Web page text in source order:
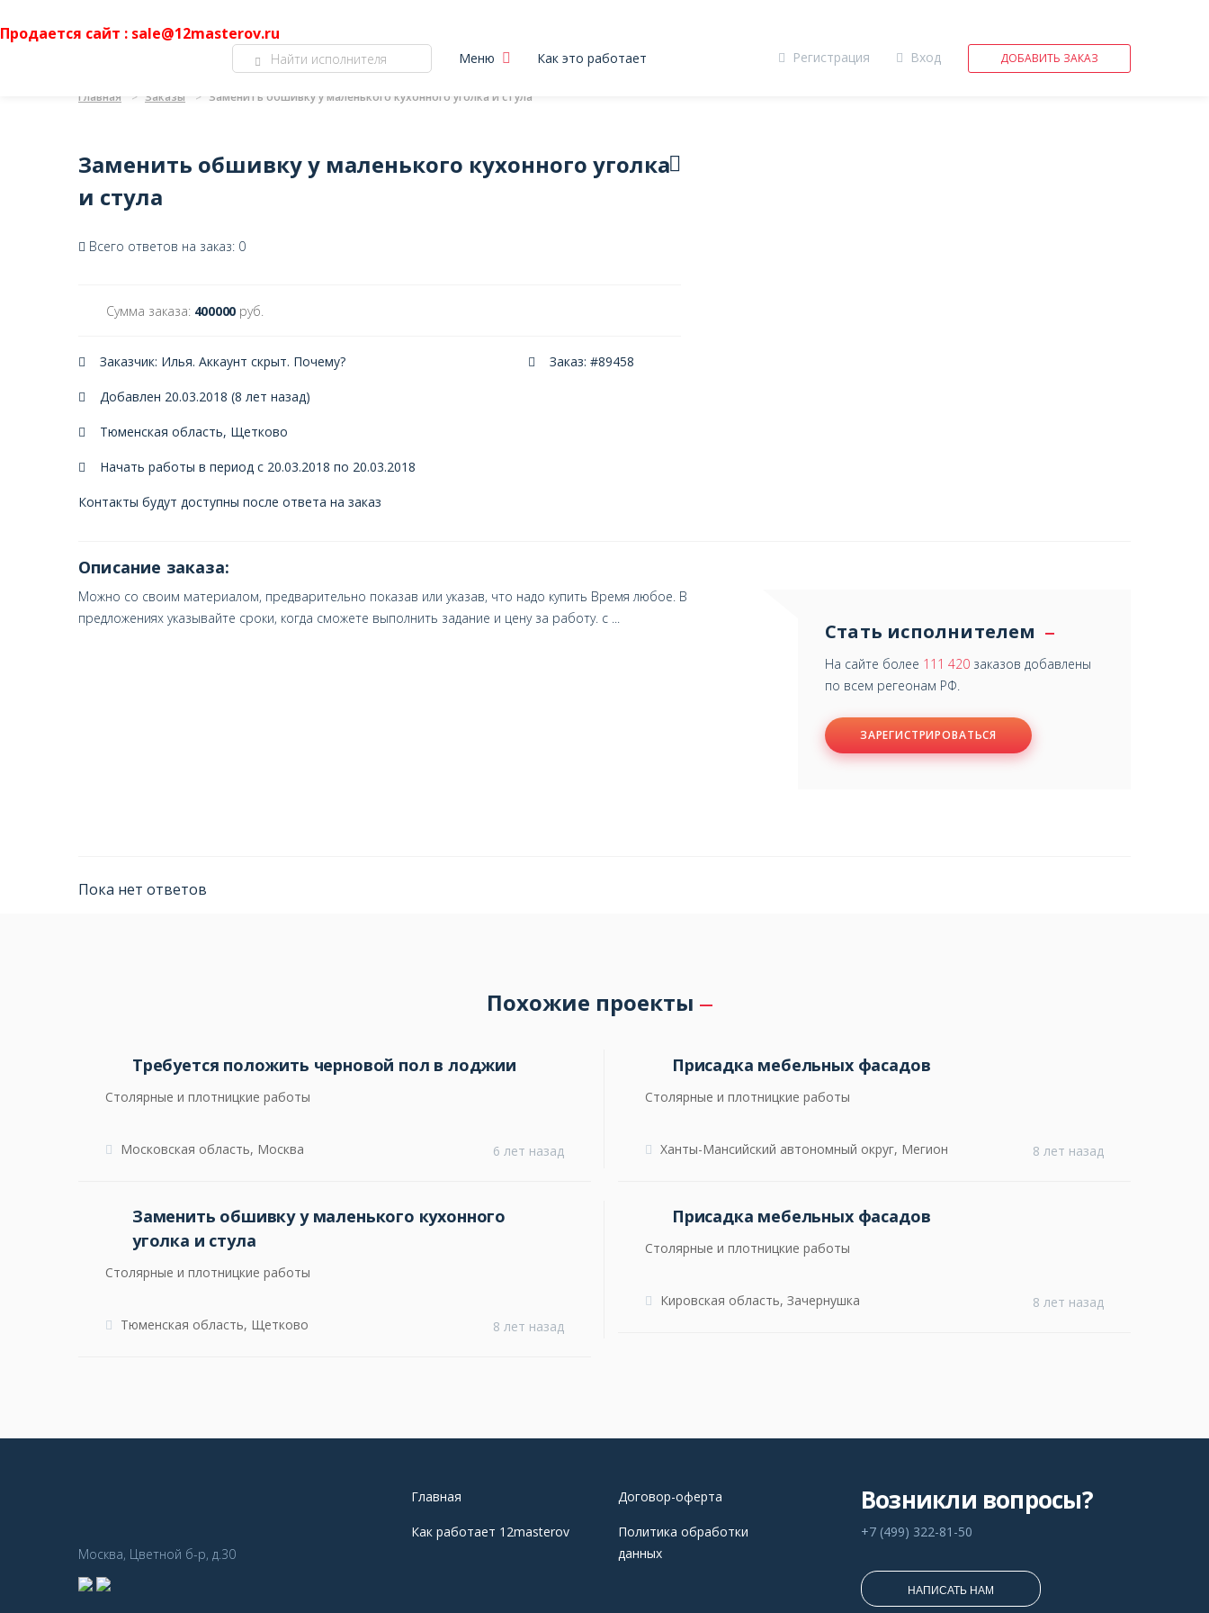
Продается сайт : sale@12masterov.ru
Регистрация Вход ДОБАВИТЬ ЗАКАЗ
Меню Как это работает
Главная Заказы Заменить обшивку у маленького кухонного уголка и стула
Заменить обшивку у маленького кухонного уголка
и стула
Всего ответов на заказ: 0
Сумма заказа: 400000 руб.
Заказ: #89458
Заказчик: Илья. Аккаунт скрыт. Почему?
Добавлен 20.03.2018 (8 лет назад)
Тюменская область, Щетково
Начать работы в период с 20.03.2018 по 20.03.2018
Контакты будут доступны после ответа на заказ
Описание заказа:
Можно со своим материалом, предварительно показав или указав, что надо купить Время любое. В
предложениях указывайте сроки, когда сможете выполнить задание и цену за работу. с ...
Стать исполнителем
На сайте более 111 420 заказов добавлены
по всем регеонам РФ.
ЗАРЕГИСТРИРОВАТЬСЯ
Пока нет ответов
Похожие проекты
Требуется положить черновой пол в лоджии
Столярные и плотницкие работы
6 лет назад
Московская область, Москва
Заменить обшивку у маленького кухонного
уголка и стула
Столярные и плотницкие работы
8 лет назад
Тюменская область, Щетково
Присадка мебельных фасадов
Столярные и плотницкие работы
8 лет назад
Ханты-Мансийский автономный округ, Мегион
Присадка мебельных фасадов
Столярные и плотницкие работы
8 лет назад
Кировская область, Зачернушка
Москва, Цветной б-р, д.30
Главная Договор-оферта
Как работает 12masterov
Политика обработки
данных
Возникли вопросы?
+7 (499) 322-81-50
НАПИСАТЬ НАМ